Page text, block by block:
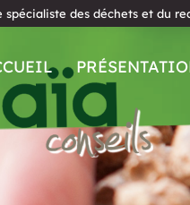
spécialiste des déchets et du